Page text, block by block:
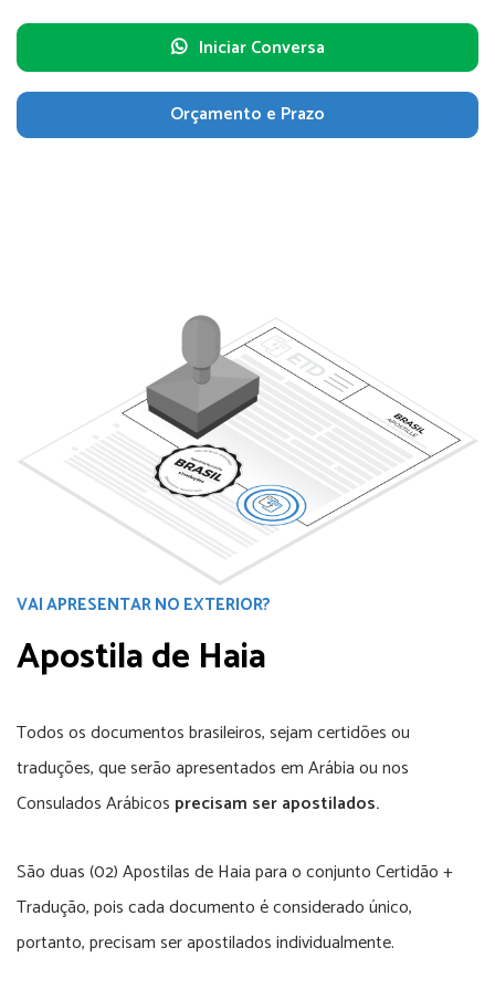
Iniciar Conversa
Orçamento e Prazo
VAI APRESENTAR NO EXTERIOR?
Apostila de Haia
Todos os documentos brasileiros, sejam certidões ou
traduções, que serão apresentados em Arábia ou nos
Consulados Arábicos precisam ser apostilados.
São duas (02) Apostilas de Haia para o conjunto Certidão +
Tradução, pois cada documento é considerado único,
portanto, precisam ser apostilados individualmente.